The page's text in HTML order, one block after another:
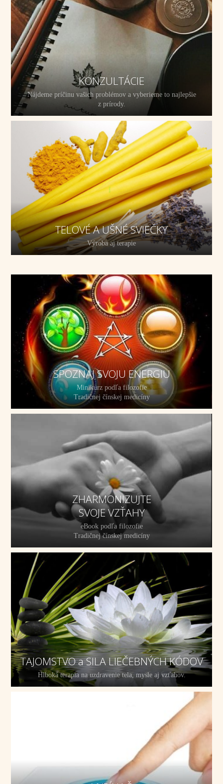
KONZULTÁCIE
Nájdeme príčinu vašich problémov a vyberieme to najlepšie
z prírody.
TELOVÉ A UŠNÉ SVIEČKY
Výroba aj terapie
SPOZNAJ SVOJU ENERGIU
Minikurz podľa filozofie
Tradičnej čínskej medicíny
ZHARMONIZUJTE
SVOJE VZŤAHY
eBook podľa filozofie
Tradičnej čínskej medicíny
TAJOMSTVO a SILA LIEČEBNÝCH KÓDOV
Hlboká terapia na uzdravenie tela, mysle aj vzťahov.